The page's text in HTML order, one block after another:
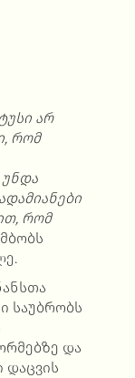
არ
რომ
რომ
საუბრობს
და
დაცვის